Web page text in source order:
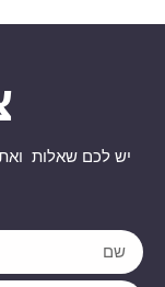
יש לכם שאלות